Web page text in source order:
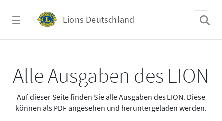
Lions Deutschland
Alle Ausgaben des LION
Auf dieser Seite finden Sie alle Ausgaben des LION. Diese
können als PDF angesehen und heruntergeladen werden.